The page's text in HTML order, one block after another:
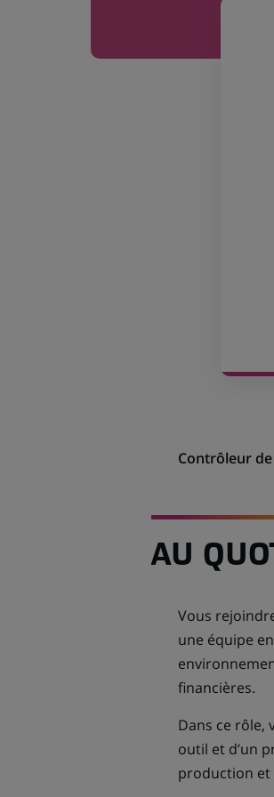
Contrôleur
AU
Vous
une équipe
financières.
Dans ce rôle,
outil et d’un
production et